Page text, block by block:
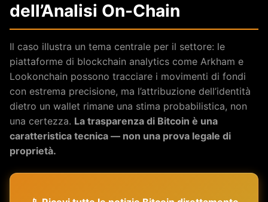
dell’Analisi On-Chain
Il caso illustra un tema centrale per il settore: le
piattaforme di blockchain analytics come Arkham e
Lookonchain possono tracciare i movimenti di fondi
con estrema precisione, ma l’attribuzione dell’identità
dietro un wallet rimane una stima probabilistica, non
una certezza. La trasparenza di Bitcoin è una
caratteristica tecnica — non una prova legale di
proprietà.